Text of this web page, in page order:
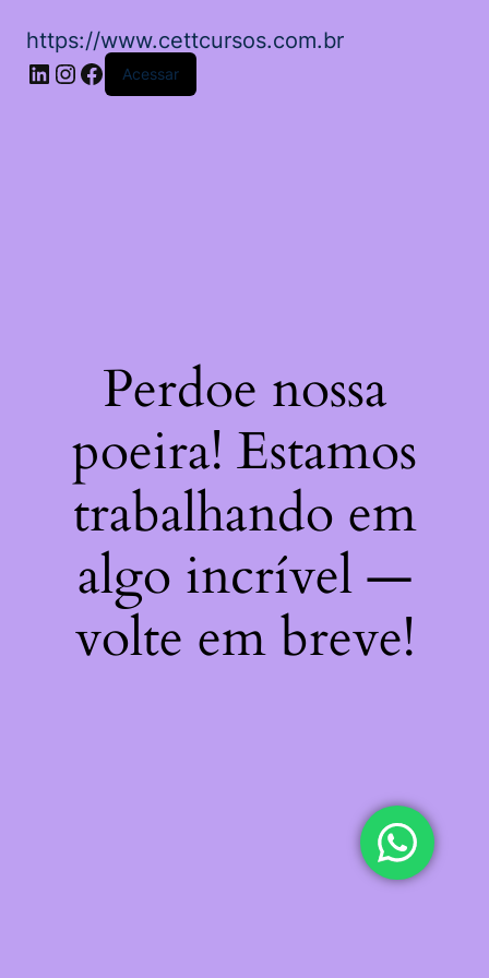
https://www.cettcursos.com.br
LinkedIn
Instagram
Facebook
Acessar
Perdoe nossa
poeira! Estamos
trabalhando em
algo incrível —
volte em breve!